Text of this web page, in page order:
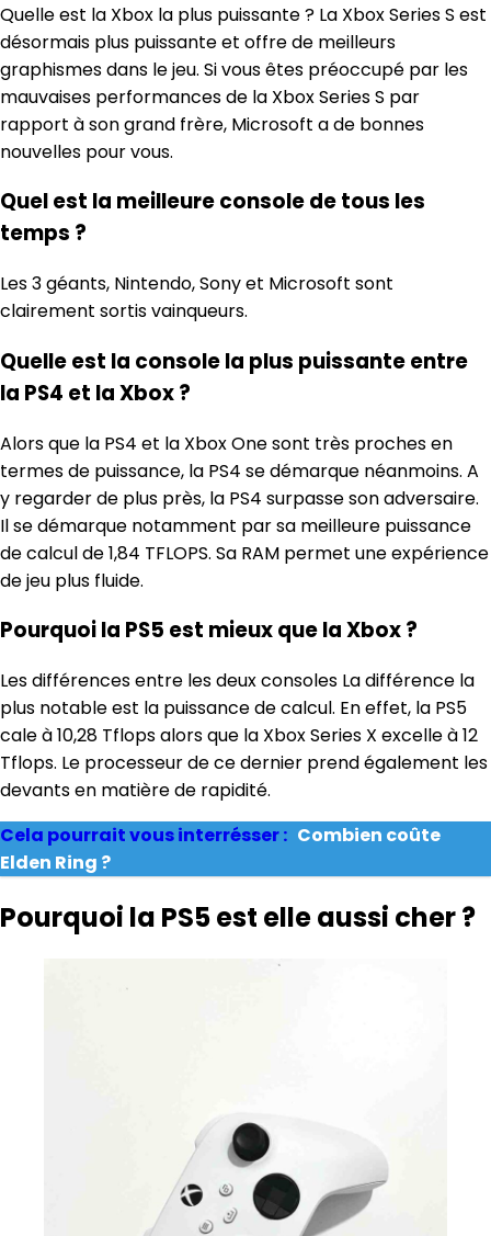
Quelle est la Xbox la plus puissante ? La Xbox Series S est
désormais plus puissante et offre de meilleurs
graphismes dans le jeu. Si vous êtes préoccupé par les
mauvaises performances de la Xbox Series S par
rapport à son grand frère, Microsoft a de bonnes
nouvelles pour vous.
Quel est la meilleure console de tous les
temps ?
Les 3 géants, Nintendo, Sony et Microsoft sont
clairement sortis vainqueurs.
Quelle est la console la plus puissante entre
la PS4 et la Xbox ?
Alors que la PS4 et la Xbox One sont très proches en
termes de puissance, la PS4 se démarque néanmoins. A
y regarder de plus près, la PS4 surpasse son adversaire.
Il se démarque notamment par sa meilleure puissance
de calcul de 1,84 TFLOPS. Sa RAM permet une expérience
de jeu plus fluide.
Pourquoi la PS5 est mieux que la Xbox ?
Les différences entre les deux consoles La différence la
plus notable est la puissance de calcul. En effet, la PS5
cale à 10,28 Tflops alors que la Xbox Series X excelle à 12
Tflops. Le processeur de ce dernier prend également les
devants en matière de rapidité.
Cela pourrait vous interrésser : Combien coûte
Elden Ring ?
Pourquoi la PS5 est elle aussi cher ?